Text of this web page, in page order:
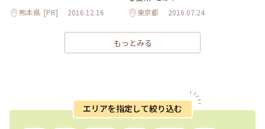
熊本県 [PR] 2016.12.16 東京都 2016.07.24
もっとみる
エリアを指定して絞り込む